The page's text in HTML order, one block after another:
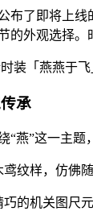
公布了即将上
的外观选择。
承
“燕”这一主题
纹样，仿佛
的机关图尺